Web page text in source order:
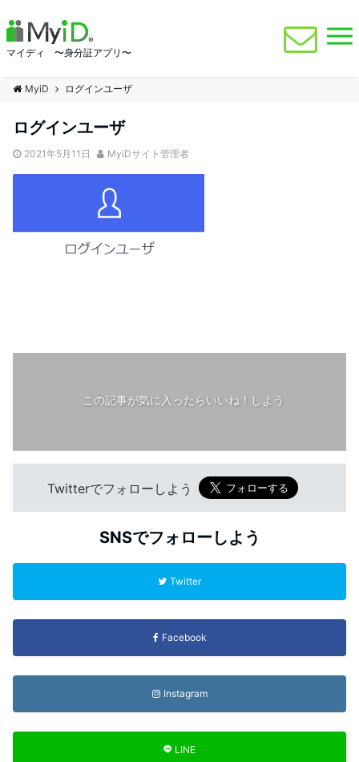
マイディ 〜身分証アプリ〜
MyiD ログインユーザ
ログインユーザ
2021年5月11日 MyiDサイト管理者
この記事が気に入ったらいいね！しよう
Twitterでフォローしよう
SNSでフォローしよう
Twitter
Facebook
Instagram
LINE